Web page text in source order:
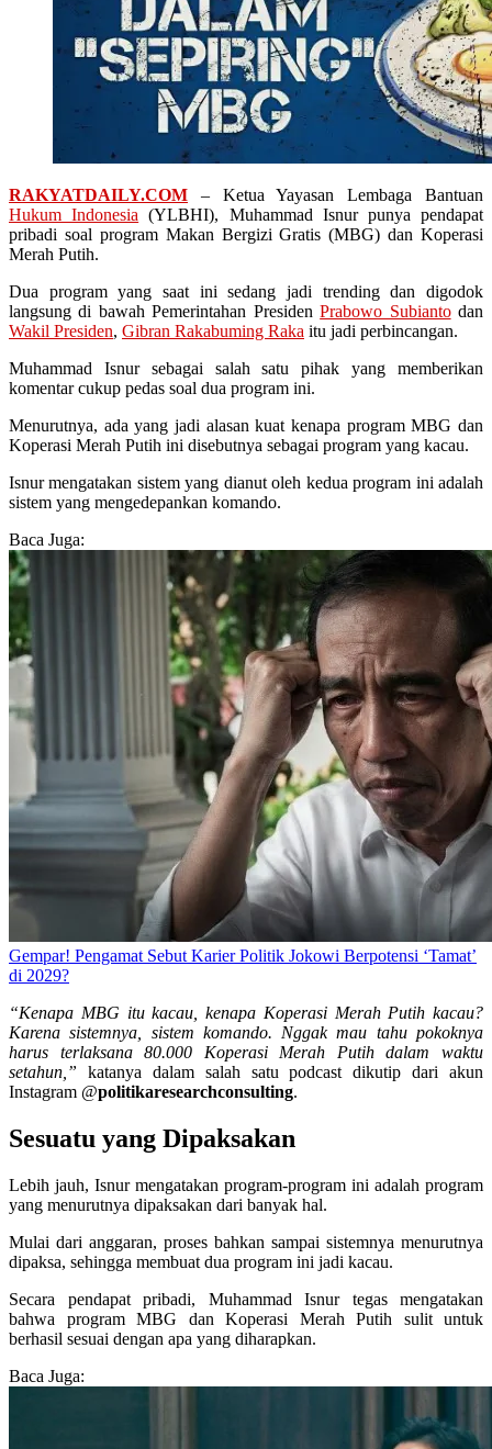
RAKYATDAILY.COM – Ketua Yayasan Lembaga Bantuan
Hukum Indonesia (YLBHI), Muhammad Isnur punya pendapat
pribadi soal program Makan Bergizi Gratis (MBG) dan Koperasi
Merah Putih.
Dua program yang saat ini sedang jadi trending dan digodok
langsung di bawah Pemerintahan PresidenPrabowo Subiantodan
Wakil Presiden, Gibran Rakabuming Raka itu jadi perbincangan.
Muhammad Isnur sebagai salah satu pihak yang memberikan
komentar cukup pedas soal dua program ini.
Menurutnya, ada yang jadi alasan kuat kenapa program MBG dan
Koperasi Merah Putih ini disebutnya sebagai program yang kacau.
Isnur mengatakan sistem yang dianut oleh kedua program ini adalah
sistem yang mengedepankan komando.
Baca Juga:
Gempar! Pengamat Sebut Karier Politik Jokowi Berpotensi ‘Tamat’
di 2029?
“Kenapa MBG itu kacau, kenapa Koperasi Merah Putih kacau?
Karena sistemnya, sistem komando. Nggak mau tahu pokoknya
harus terlaksana 80.000 Koperasi Merah Putih dalam waktu
setahun,” katanya dalam salah satu podcast dikutip dari akun
Instagram @politikaresearchconsulting.
Sesuatu yang Dipaksakan
Lebih jauh, Isnur mengatakan program-program ini adalah program
yang menurutnya dipaksakan dari banyak hal.
Mulai dari anggaran, proses bahkan sampai sistemnya menurutnya
dipaksa, sehingga membuat dua program ini jadi kacau.
Secara pendapat pribadi, Muhammad Isnur tegas mengatakan
bahwa program MBG dan Koperasi Merah Putih sulit untuk
berhasil sesuai dengan apa yang diharapkan.
Baca Juga: